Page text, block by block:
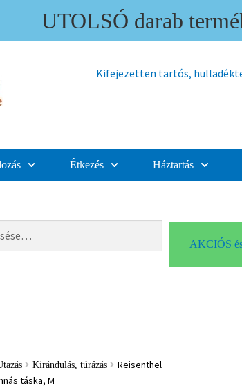
UTOLSÓ darab
Kifejezetten tartós,
Étkezés Háztartás
AKCIÓS
Kirándulás, túrázás
Reisenthel
táska, M